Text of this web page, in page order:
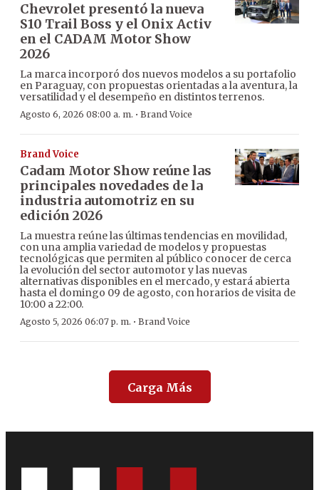
Chevrolet presentó la nueva
S10 Trail Boss y el Onix Activ
en el CADAM Motor Show
2026
La marca incorporó dos nuevos modelos a su portafolio
en Paraguay, con propuestas orientadas a la aventura, la
versatilidad y el desempeño en distintos terrenos.
Agosto 6, 2026 08:00 a. m. · Brand Voice
Brand Voice
Cadam Motor Show reúne las
principales novedades de la
industria automotriz en su
edición 2026
La muestra reúne las últimas tendencias en movilidad,
con una amplia variedad de modelos y propuestas
tecnológicas que permiten al público conocer de cerca
la evolución del sector automotor y las nuevas
alternativas disponibles en el mercado, y estará abierta
hasta el domingo 09 de agosto, con horarios de visita de
10:00 a 22:00.
Agosto 5, 2026 06:07 p. m. · Brand Voice
Carga Más